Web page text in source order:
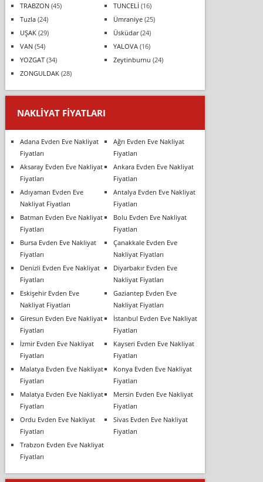
TRABZON(45) TUNCELİ (16)
Tuzla(24) Ümraniye(25)
UŞAK(29) Üsküdar(24)
VAN(54) YALOVA(16)
YOZGAT(34) Zeytinburnu (24)
ZONGULDAK(28)
NAKLIYAT FIYATLARI
Adana Evden Eve Nakliyat
Fiyatları
Ağrı Evden Eve Nakliyat
Fiyatları
Aksaray Evden Eve Nakliyat
Fiyatları
Ankara Evden Eve Nakliyat
Fiyatları
Adıyaman Evden Eve
Nakliyat Fiyatları
Antalya Evden Eve Nakliyat
Fiyatları
Batman Evden Eve Nakliyat
Fiyatları
Bolu Evden Eve Nakliyat
Fiyatları
Bursa Evden Eve Nakliyat
Fiyatları
Çanakkale Evden Eve
Nakliyat Fiyatları
Denizli Evden Eve Nakliyat
Fiyatları
Diyarbakır Evden Eve
Nakliyat Fiyatları
Eskişehir Evden Eve
Nakliyat Fiyatları
Gaziantep Evden Eve
Nakliyat Fiyatları
Giresun Evden Eve Nakliyat
Fiyatları
İstanbul Evden Eve Nakliyat
Fiyatları
İzmir Evden Eve Nakliyat
Fiyatları
Kayseri Evden Eve Nakliyat
Fiyatları
Malatya Evden Eve Nakliyat
Fiyatları
Konya Evden Eve Nakliyat
Fiyatları
Malatya Evden Eve Nakliyat
Fiyatları
Mersin Evden Eve Nakliyat
Fiyatları
Ordu Evden Eve Nakliyat
Fiyatları
Sivas Evden Eve Nakliyat
Fiyatları
Trabzon Evden Eve Nakliyat
Fiyatları